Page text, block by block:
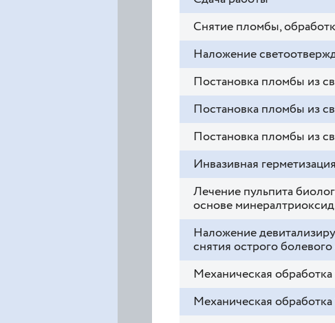
Снятие пломбы,
Наложение
Постановка пломбы из
Постановка пломбы из
Постановка пломбы из
Инвазивная
Лечение пульпита
основе
Наложение
снятия острого
Механическая
Механическая